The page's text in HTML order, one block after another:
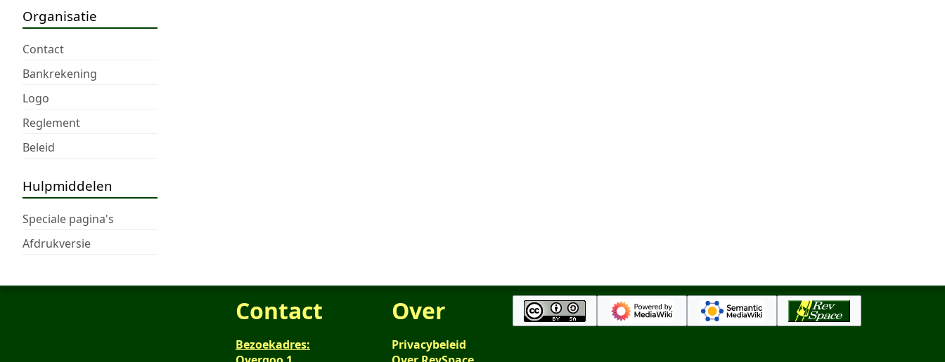
Organisatie
Contact
Bankrekening
Logo
Reglement
Beleid
Hulpmiddelen
Speciale pagina's
Afdrukversie
Contact
Bezoekadres:
Over
Privacybeleid